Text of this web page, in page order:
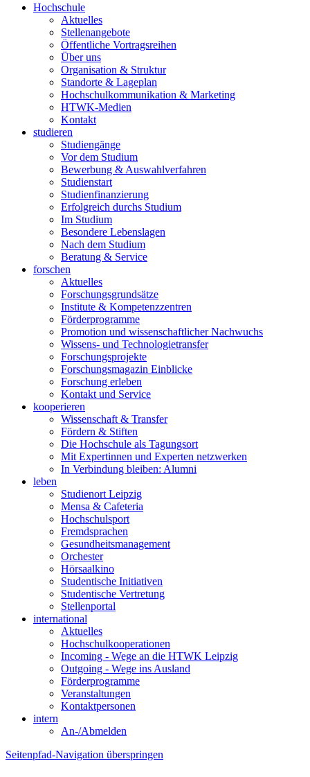
Hochschule
Aktuelles
Stellenangebote
Öffentliche Vortragsreihen
Über uns
Organisation & Struktur
Standorte & Lageplan
Hochschulkommunikation & Marketing
HTWK-Medien
Kontakt
studieren
Studiengänge
Vor dem Studium
Bewerbung & Auswahlverfahren
Studienstart
Studienfinanzierung
Erfolgreich durchs Studium
Im Studium
Besondere Lebenslagen
Nach dem Studium
Beratung & Service
forschen
Aktuelles
Forschungsgrundsätze
Institute & Kompetenzzentren
Förderprogramme
Promotion und wissenschaftlicher Nachwuchs
Wissens- und Technologietransfer
Forschungsprojekte
Forschungsmagazin Einblicke
Forschung erleben
Kontakt und Service
kooperieren
Wissenschaft & Transfer
Fördern & Stiften
Die Hochschule als Tagungsort
Mit Expertinnen und Experten netzwerken
In Verbindung bleiben: Alumni
leben
Studienort Leipzig
Mensa & Cafeteria
Hochschulsport
Fremdsprachen
Gesundheitsmanagement
Orchester
Hörsaalkino
Studentische Initiativen
Studentische Vertretung
Stellenportal
international
Aktuelles
Hochschulkooperationen
Incoming - Wege an die HTWK Leipzig
Outgoing - Wege ins Ausland
Förderprogramme
Veranstaltungen
Kontaktpersonen
intern
An-/Abmelden
Seitenpfad-Navigation überspringen